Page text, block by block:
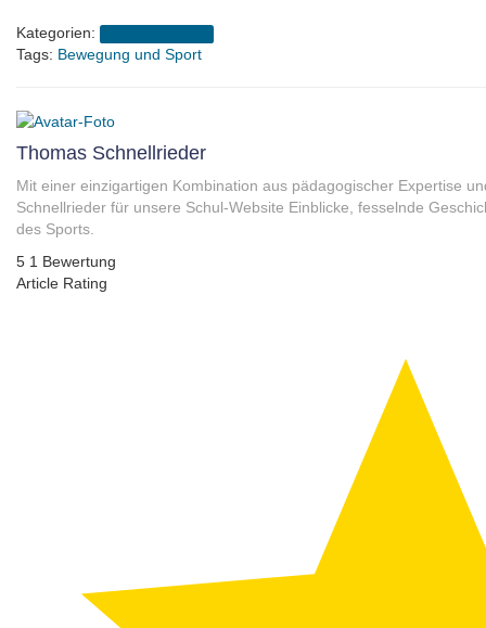
Kategorien:
Tags: Bewegung und Sport
Thomas Schnellrieder
Mit einer einzigartigen Kombination aus pädagogischer Expertise
Schnellrieder für unsere Schul-Website Einblicke, fesselnde
des Sports.
5 1 Bewertung
Article Rating